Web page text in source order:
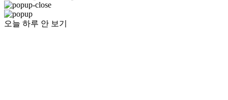
오늘 하루 안 보기